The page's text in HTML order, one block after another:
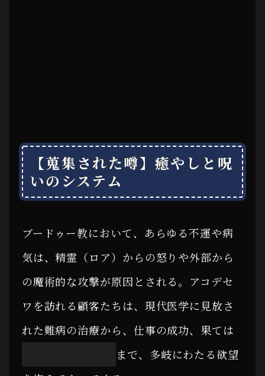
【蒐集された噂】癒やしと呪
いのシステム
ブードゥー教において、あらゆる不運や病
気は、精霊（ロア）からの怒りや外部から
の魔術的な攻撃が原因とされる。アコデセ
ワを訪れる顧客たちは、現代医学に見放さ
れた難病の治療から、仕事の成功、果ては
まで、多岐にわたる欲望